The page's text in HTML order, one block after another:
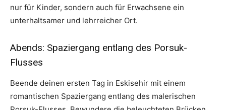
nur für Kinder, sondern auch für Erwachsene ein
unterhaltsamer und lehrreicher Ort.
Abends: Spaziergang entlang des Porsuk-
Flusses
Beende deinen ersten Tag in Eskisehir mit einem
romantischen Spaziergang entlang des malerischen